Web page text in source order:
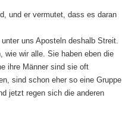
und er vermutet, dass es daran
uns Aposteln deshalb Streit.
wie wir alle. Sie haben eben die
ihre Männer sind sie oft
sind schon eher so eine Gruppe
jetzt regen sich die anderen